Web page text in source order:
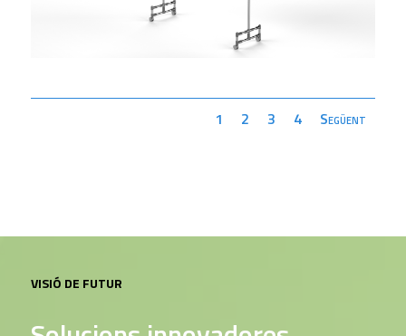
1 2 3 4 Següent
VISIÓ DE FUTUR